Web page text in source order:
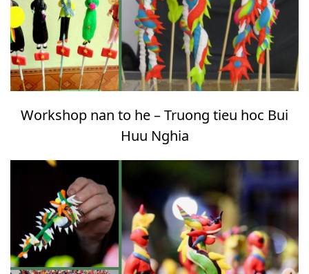
Workshop nan to he – Truong tieu hoc Bui
Huu Nghia